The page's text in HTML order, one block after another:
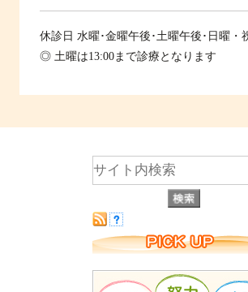
休診日 水曜･金曜午後･土曜午後･日曜・
◎ 土曜は13:00まで診療となります